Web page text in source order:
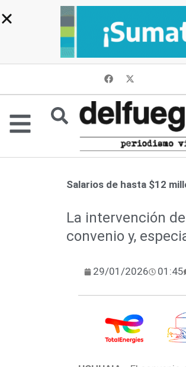
al
F
a
c
b
o
o
k
X
-
t
w
i
t
e
r
Salarios de hasta $12
La intervención
convenio y,
29/01/2026 01:45